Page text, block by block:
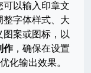
可以输入印章文
整字体样式、大
案或图标，以
作，确保在设置
化输出效果。